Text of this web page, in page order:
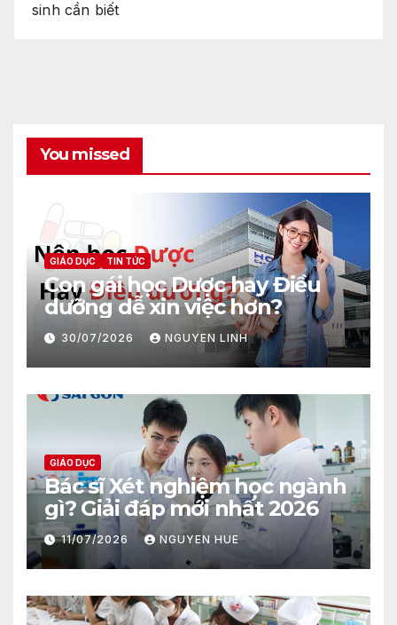
sinh cần biết
You missed
GIÁO DỤC TIN TỨC
Con gái học Dược hay Điều
dưỡng dễ xin việc hơn?
30/07/2026 NGUYEN LINH
GIÁO DỤC
Bác sĩ Xét nghiệm học ngành
gì? Giải đáp mới nhất 2026
11/07/2026 NGUYEN HUE